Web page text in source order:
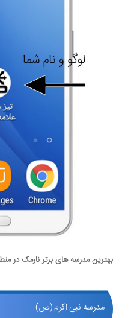
بهترین مدرسه های برتر نارمک در
مدرسه نبی اکرم (ص)